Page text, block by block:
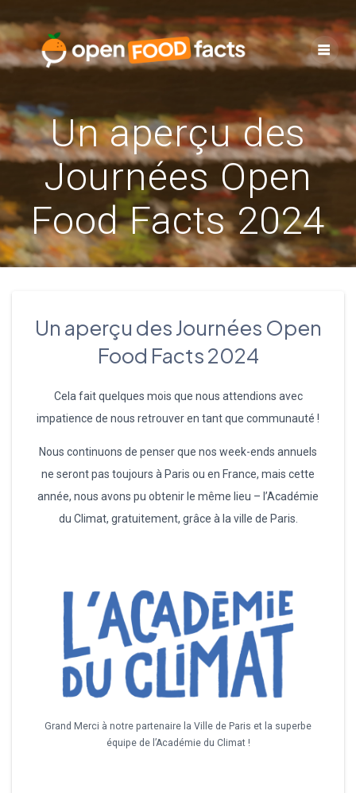
content
Un aperçu des
Journées Open
Food Facts 2024
Un aperçu des Journées Open
Food Facts 2024
Cela fait quelques mois que nous attendions avec
impatience de nous retrouver en tant que communauté !
Nous continuons de penser que nos week-ends annuels
ne seront pas toujours à Paris ou en France, mais cette
année, nous avons pu obtenir le même lieu – l’Académie
du Climat, gratuitement, grâce à la ville de Paris.
Grand Merci à notre partenaire la Ville de Paris et la superbe
équipe de l’Académie du Climat !